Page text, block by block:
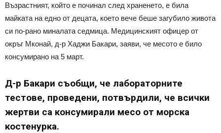
Възрастният, който е починал след храненето, е била
майката на едно от децата, което вече беше загубило живота
си по-рано миналата седмица. Медицинският офицер от
окръг Мконай, д-р Хаджи Бакари, заяви, че месото е било
консумирано на 5 март.
Д-р Бакари съобщи, че лабораторните
тестове, проведени, потвърдили, че всички
жертви са консумирали месо от морска
костенурка.